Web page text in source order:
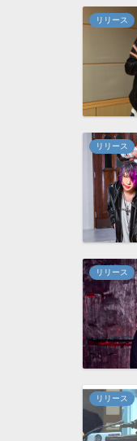
リリース
リリース
リリース
リリース